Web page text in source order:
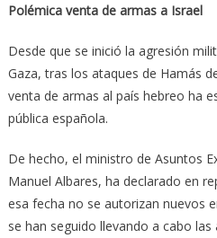
Polémica venta de armas a Israel
Desde que se inició la agresión
Gaza, tras los ataques de Hamás
venta de armas al país hebreo ha
pública española.
De hecho, el ministro de Asuntos
Manuel Albares, ha declarado en
esa fecha no se autorizan nuevos
se han seguido llevando a cabo